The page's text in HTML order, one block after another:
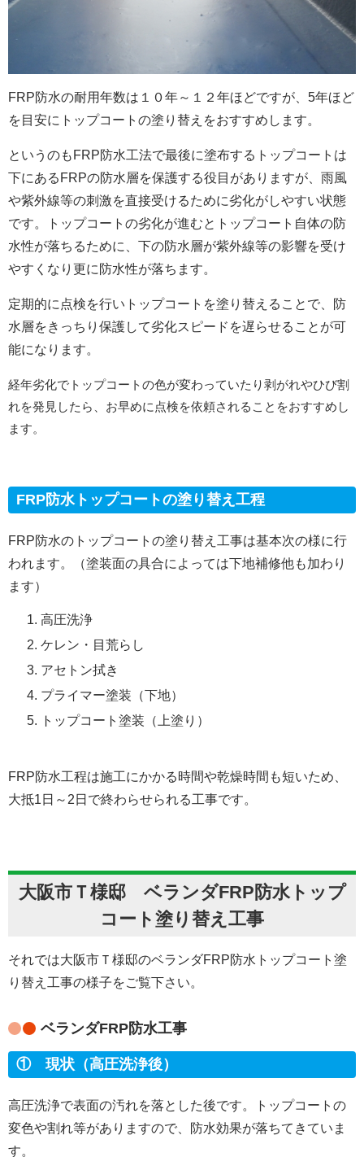
FRP防水の耐用年数は １０年～１２年ほどですが、5年ほど
を目安にトップコートの塗り替えをおすすめします。
というのもFRP防水工法で最後に塗布するトップコートは
下にあるFRPの防水層を保護する役目がありますが、雨風
や紫外線等の刺激を直接受けるために劣化がしやすい状態
です。トップコートの劣化が進むとトップコート自体の防
水性が落ちるために、下の防水層が紫外線等の影響を受け
やすくなり更に防水性が落ちます。
定期的に点検を行いトップコートを塗り替えることで、防
水層をきっちり保護して劣化スピードを遅らせることが可
能になります。
経年劣化でトップコートの色が変わっていたり剥がれやひび割
れを発見したら、お早めに点検を依頼されることをおすすめし
ます。
FRP防水トップコートの塗り替え工程
FRP防水のトップコートの塗り替え工事は基本次の様に行
われます。（塗装面の具合によっては下地補修他も加わり
ます）
高圧洗浄
ケレン・目荒らし
アセトン拭き
プライマー塗装（下地）
トップコート塗装（上塗り）
FRP防水工程は施工にかかる時間や乾燥時間も短いため、
大抵1日～2日で終わらせられる工事です。
大阪市Ｔ様邸 ベランダFRP防水トップ
コート塗り替え工事
それでは大阪市Ｔ様邸のベランダFRP防水トップコート塗
り替え工事の様子をご覧下さい。
ベランダFRP防水工事
① 現状（高圧洗浄後）
高圧洗浄で表面の汚れを落とした後です。トップコートの
変色や割れ等がありますので、防水効果が落ちてきていま
す。